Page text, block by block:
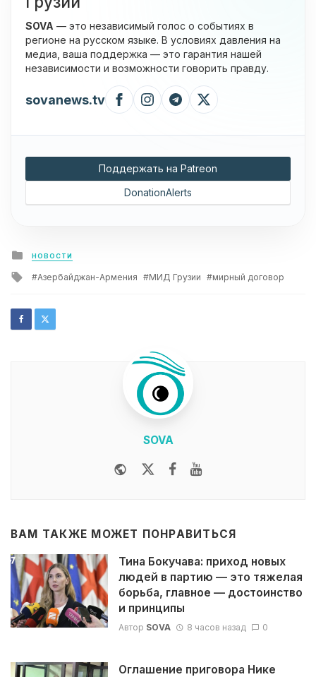
SOVA — это независимый голос о событиях в
регионе на русском языке. В условиях давления на
медиа, ваша поддержка — это гарантия нашей
независимости и возможности говорить правду.
sovanews.tv
Поддержать на Patreon
DonationAlerts
Posted
in
НОВОСТИ
Tagged
Азербайджан-Армения МИД Грузии мирный договор
SOVA
WebsiteTwitterFacebook
ВАМ ТАКЖЕ МОЖЕТ ПОНРАВИТЬСЯ
Тина Бокучава: приход новых
людей в партию — это тяжелая
борьба, главное — достоинство
и принципы
Автор SOVA 8 часов назад 0
Оглашение приговора Нике